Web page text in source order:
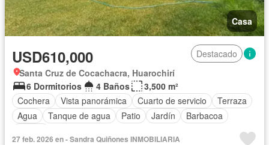
Casa
USD610,000
Destacado
Santa Cruz de Cocachacra, Huarochirí
6 Dormitorios
4 Baños
3,500 m²
Cochera
Vista panorámica Cuarto de servicio
Terraza
Agua
Tanque de agua Patio Jardín
Barbacoa
27 feb. 2026 en - Sandra Quiñones INMOBILIARIA